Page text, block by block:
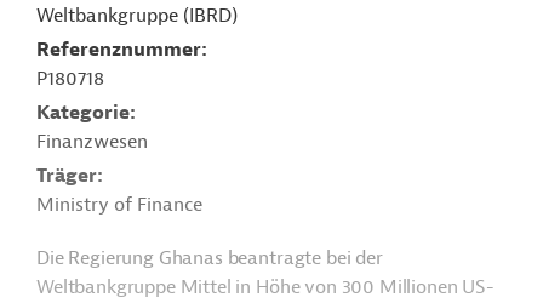
Weltbankgruppe (IBRD)
Referenznummer
P180718
Kategorie
Finanzwesen
Träger
Ministry of Finance
Die Regierung Ghanas beantragte bei der
Weltbankgruppe Mittel in Höhe von 300 Millionen US-